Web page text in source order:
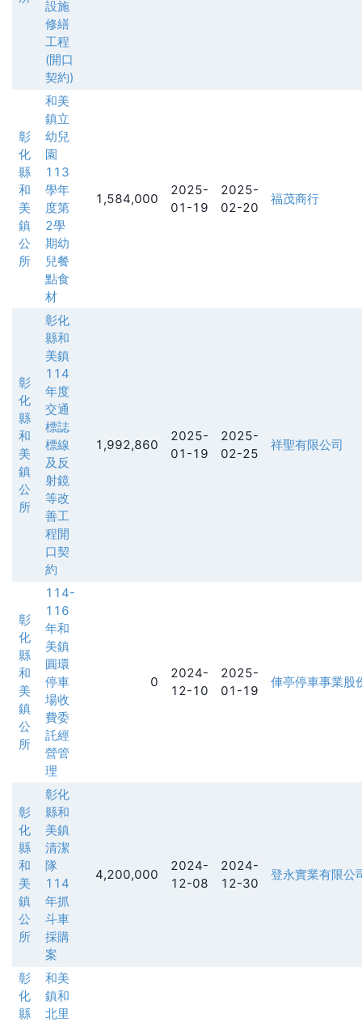
設施
修繕
工程
(開口
契約)
彰
化
縣
和
美
鎮
公
所
和美
鎮立
幼兒
園
113
學年
度第
2學
期幼
兒餐
點食
材
1,584,000
2025-
01-19
2025-
02-20
福茂商行
彰
化
縣
和
美
鎮
公
所
彰化
縣和
美鎮
114
年度
交通
標誌
標線
及反
射鏡
等改
善工
程開
口契
約
1,992,860
2025-
01-19
2025-
02-25
祥聖有限公司
彰
化
縣
和
美
鎮
公
所
114-
116
年和
美鎮
圓環
停車
場收
費委
託經
營管
理
0
2024-
12-10
2025-
01-19
俥亭停車事業股
彰
化
縣
和
美
鎮
公
所
彰化
縣和
美鎮
清潔
隊
114
年抓
斗車
採購
案
4,200,000
2024-
12-08
2024-
12-30
登永實業有限公
彰
化
縣
和美
鎮和
北里